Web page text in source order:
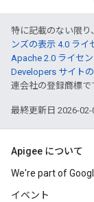
特に記載のない限
ンズの表示 4.0 ライ
Apache 2.0 ライセ
Developers サイト
連会社の登録商標で
最終更新日 2026-02-
Apigee について
We're part of
イベント